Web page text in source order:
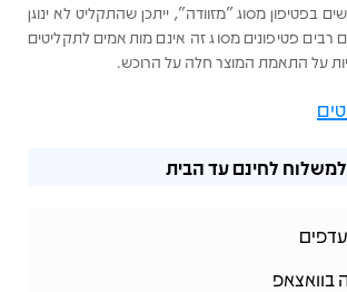
בפטיפון מסוג "מזוודה", ייתכן שהתקליט לא ינוגן
רבים פטיפונים מסוג זה אינם מותאמים לתקליטים
על התאמת המוצר חלה על הרוכש.
למשלוח לחינם עד הבית
בוואצאפ